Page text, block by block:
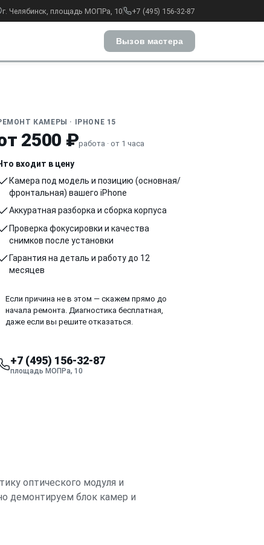
г. Челябинск, площадь МОПРа, 10 +7 (495) 156-32-87
Вызов мастера
КАМЕРЫ · IPHONE 15
2500 ₽работа · от 1 часа
входит в цену
Камера под модель и позицию (основная/
фронтальная) вашего iPhone
Аккуратная разборка и сборка корпуса
Проверка фокусировки и качества
снимков после установки
Гарантия на деталь и работу до 12
месяцев
Если причина не в этом — скажем прямо до
начала ремонта. Диагностика бесплатная,
даже если вы решите отказаться.
+7 (495) 156-32-87
площадь МОПРа, 10
оптического модуля и
демонтируем блок камер и